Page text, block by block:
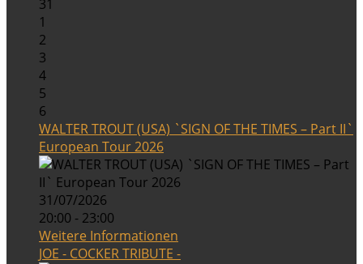
31
1
2
3
4
5
6
WALTER TROUT (USA) `SIGN OF THE TIMES – Part II`
European Tour 2026
31/07/2026
20:00 - 23:00
Weitere Informationen
JOE - COCKER TRIBUTE -